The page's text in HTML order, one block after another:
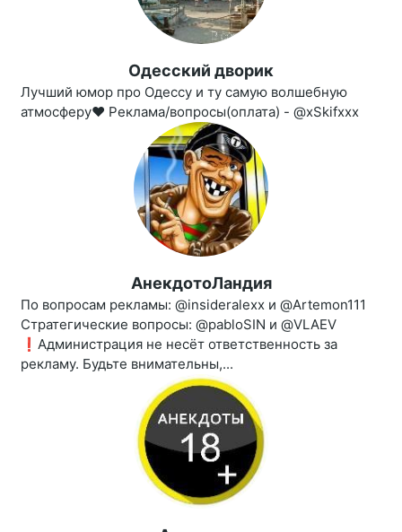
Одесский дворик
Лучший юмор про Одессу и ту самую волшебную
атмосферу❤ Реклама/вопросы(оплата) - @xSkifxxx
АнекдотоЛандия
По вопросам рекламы: @insideralexx и @Artemon111
Стратегические вопросы: @pabloSIN и @VLAEV
❗️Администрация не несёт ответственность за
рекламу. Будьте внимательны,...